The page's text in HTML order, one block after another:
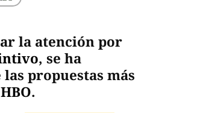
la atención por
, se ha
propuestas más
.